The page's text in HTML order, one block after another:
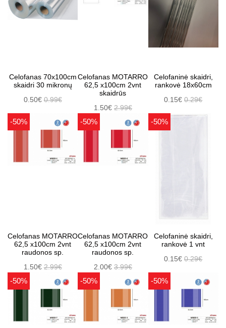
Celofanas 70x100cm
skaidri 30 mikronų
0.50€0.99€
Celofanas MOTARRO
62,5 x100cm 2vnt
skaidrūs
1.50€ 2.99€
Celofaninė skaidri,
rankovė 18x60cm
0.15€0.29€
-50%
Celofanas MOTARRO
62,5 x100cm 2vnt
raudonos sp.
1.50€2.99€
-50%
Celofanas MOTARRO
62,5 x100cm 2vnt
raudonos sp.
2.00€ 3.99€
-50%
Celofaninė skaidri,
rankovė 1 vnt
0.15€0.29€
-50% -50% -50%